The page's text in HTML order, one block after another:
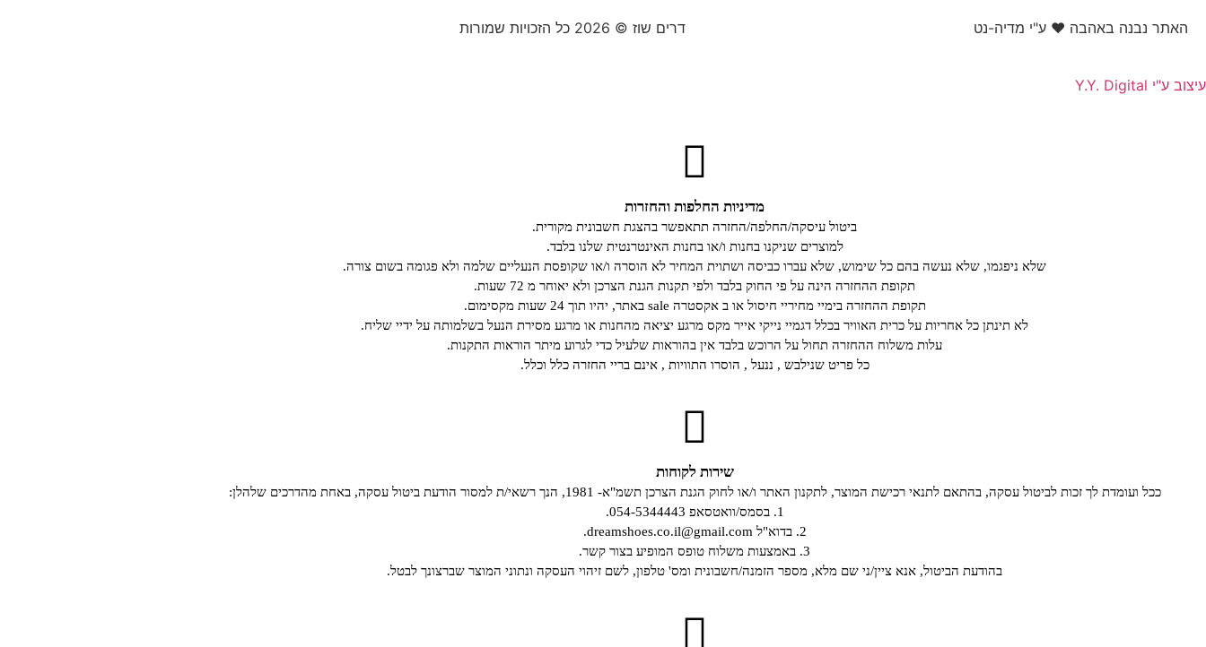
האתר נבנה באהבה ❤ ע"י מדיה-נט​ דרים שוז © 2026 כל הזכויות שמורות
עיצוב ע"י Y.Y. Digital
מדיניות החלפות והחזרות
ביטול עיסקה/החלפה/החזרה תתאפשר בהצגת חשבונית מקורית.
למוצרים שניקנו בחנות ו/או בחנות האינטרנטית שלנו בלבד.
שלא ניפגמו, שלא נעשה בהם כל שימוש, שלא עברו כביסה ושתוית המחיר לא הוסרה ו/או שקופסת הנעליים שלמה ולא פגומה בשום צורה.
תקופת ההחזרה הינה על פי החוק בלבד ולפי תקנות הגנת הצרכן ולא יאוחר מ 72 שעות.
תקופת ההחזרה בימיי מחיריי חיסול או ב אקסטרה sale באתר, יהיו תוך 24 שעות מקסימום.
לא תינתן כל אחריות על כרית האוויר בכלל דגמיי נייקי אייר מקס מרגע יציאה מהחנות או מרגע מסירת הנעל בשלמותה על ידיי שליח.
עלות משלוח ההחזרה תחול על הרוכש בלבד אין בהוראות שלעיל כדי לגרוע מיתר הוראות התקנות.
כל פריט שנילבש , ננעל , הוסרו התוויות , אינם בריי החזרה כלל וכלל.
שירות לקוחות
ככל ועומדת לך זכות לביטול עסקה, בהתאם לתנאי רכישת המוצר, לתקנון האתר ו/או לחוק הגנת הצרכן תשמ"א- 1981, הנך רשאי/ת למסור הודעת ביטול עסקה, באחת מהדרכים שלהלן:
1. בסמס/וואטסאפ 054-5344443.
2. בדוא"ל dreamshoes.co.il@gmail.com.
3. באמצעות משלוח טופס המופיע בצור קשר.
בהודעת הביטול, אנא ציין/ני שם מלא, מספר הזמנה/חשבונית ומס' טלפון, לשם זיהוי העסקה ונתוני המוצר שברצונך לבטל.